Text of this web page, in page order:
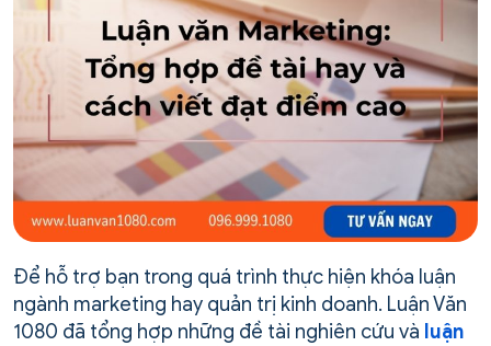
Để hỗ trợ bạn trong quá trình thực hiện khóa luận
ngành marketing hay quản trị kinh doanh. Luận Văn
1080 đã tổng hợp những đề tài nghiên cứu và luận